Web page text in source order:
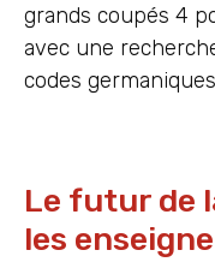
grands coupés 4
avec une
codes
Le futur de
les